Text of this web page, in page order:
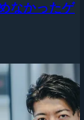
なかったゲ